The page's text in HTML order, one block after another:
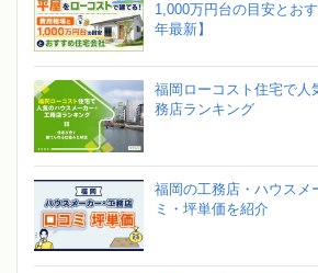
1,000万円台の目安とお
年最新】
福岡ローコスト住宅で人
務店ランキング
福岡の工務店・ハウスメ
ミ・坪単価を紹介